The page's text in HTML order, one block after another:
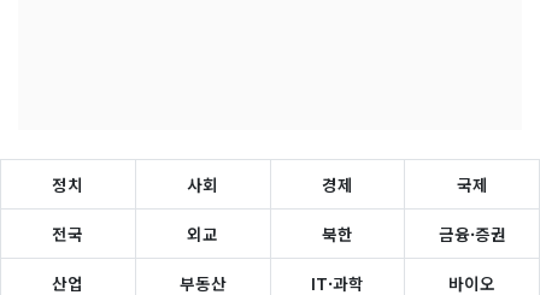
정치 사회 경제 국제
전국 외교 북한 금융·증권
산업 부동산 IT·과학 바이오